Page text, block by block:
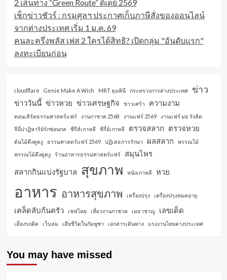
2 เส้นทาง “Green Route” ดีเดย์ 2569
เช็กข่าวชัวร์ : กรมศุลฯ ประกาศเก็บภาษีสั่งของออนไลน์
จากต่างประเทศ เริ่ม 1 ม.ค. 69
คนละครึ่งพลัส เฟส 2 ใครได้สิทธิ? เปิดกลุ่ม "อันดับแรก"
ลงทะเบียนก่อน
cloudflare Genie Make A Wish MRT ลุมพินี กระทรวงการต่างประเทศ ข่าว
ข่าววันนี้ ข่าวหวย ข่าวเศรษฐกิจ ข่าวเศร้า ความงาม
คอนเสิร์ตธรรมศาสตร์แฟร์ งานกาชาด 2568 งานแฟร์ 2569
งานแฟร์ มธ รังสิต
จีนี่ปาฏิหาริย์รักซ่อนกล
ซีรีส์เกาหลี ซีรี่ย์เกาหลี ตรวจสลาก ตรวจหวย
ต้นไม้ดึงดูดงู ธรรมศาสตร์แฟร์ 2569 ปฏิเสธการรักษา ผลสลาก
พรรณไม้
พรรณไม้ดึงดูดงู
ร้านอาหารธรรมศาสตร์แฟร์
สมุนไพร
สลากกินแบ่งรัฐบาล สุขภาพ หนังเกาหลี หวย
อาหาร อาหารสุขภาพ เครื่องปรุง เครื่องปรุงหมดอายุ
เคล็ดลับก้นครัว เชฟไทย เที่ยวงานกาชาด เมธาชาญ เลขเด็ด
เลี่ยงรถติด เว็บล่ม เสียชีวิตในกัมพูชา เอกสารเดินทาง แรงงานไทยต่างประเทศ
You may have missed